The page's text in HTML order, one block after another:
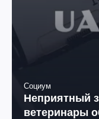
Социум
Неприятный
ветеринары